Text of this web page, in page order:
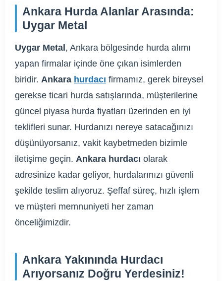
Ankara Hurda Alanlar Arasında:
Uygar Metal
Uygar Metal , Ankara bölgesinde hurda alımı
yapan firmalar içinde öne çıkan isimlerden
biridir. Ankara hurdacı firmamız, gerek bireysel
gerekse ticari hurda satışlarında, müşterilerine
güncel piyasa hurda fiyatları üzerinden en iyi
teklifleri sunar. Hurdanızı nereye satacağınızı
düşünüyorsanız, vakit kaybetmeden bizimle
iletişime geçin. Ankara hurdacı olarak
adresinize kadar geliyor, hurdalarınızı güvenli
şekilde teslim alıyoruz. Şeffaf süreç, hızlı işlem
ve müşteri memnuniyeti her zaman
önceliğimizdir.
Ankara Yakınında Hurdacı
Arıyorsanız Doğru Yerdesiniz!